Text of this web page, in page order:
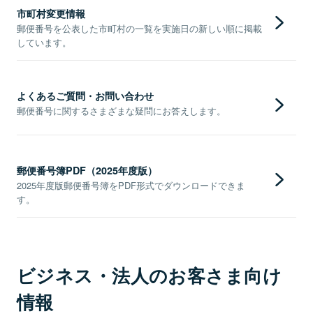
市町村変更情報
郵便番号を公表した市町村の一覧を実施日の新しい順に掲載
しています。
よくあるご質問・お問い合わせ
郵便番号に関するさまざまな疑問にお答えします。
郵便番号簿PDF（2025年度版）
2025年度版郵便番号簿をPDF形式でダウンロードできま
す。
ビジネス・法人のお客さま向け
情報